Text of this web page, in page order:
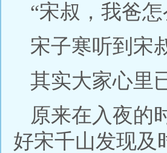
“宋叔，我爸
宋子寒听到宋
其实大家心里
原来在入夜的
好宋千山发现及